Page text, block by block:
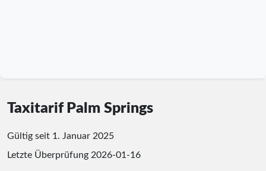
Taxitarif Palm Springs
Gültig seit 1. Januar 2025
Letzte Überprüfung 2026-01-16